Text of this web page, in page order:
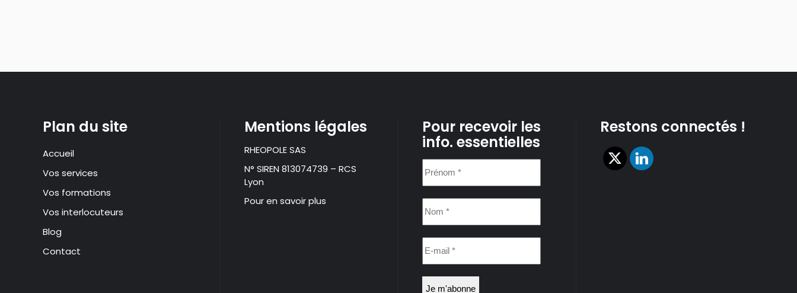
Plan du site
Accueil
Vos services
Vos formations
Vos interlocuteurs
Blog
Contact
Mentions légales
RHEOPOLE SAS
N° SIREN 813074739 – RCS
Lyon
Pour en savoir plus
Pour recevoir les
info. essentielles
Prénom
*
Nom
*
E-
mail
*
Restons connectés !